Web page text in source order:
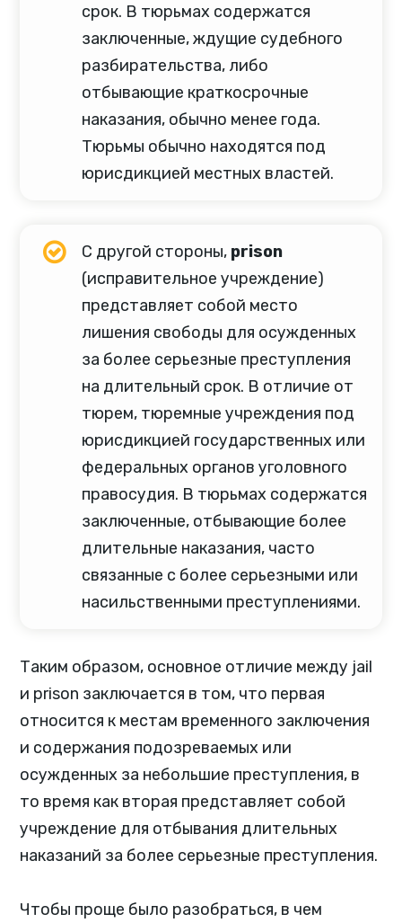
срок. В тюрьмах содержатся
заключенные, ждущие судебного
разбирательства, либо
отбывающие краткосрочные
наказания, обычно менее года.
Тюрьмы обычно находятся под
юрисдикцией местных властей.
С другой стороны, prison
(исправительное учреждение)
представляет собой место
лишения свободы для осужденных
за более серьезные преступления
на длительный срок. В отличие от
тюрем, тюремные учреждения под
юрисдикцией государственных или
федеральных органов уголовного
правосудия. В тюрьмах содержатся
заключенные, отбывающие более
длительные наказания, часто
связанные с более серьезными или
насильственными преступлениями.
Таким образом, основное отличие между jail
и prison заключается в том, что первая
относится к местам временного заключения
и содержания подозреваемых или
осужденных за небольшие преступления, в
то время как вторая представляет собой
учреждение для отбывания длительных
наказаний за более серьезные преступления.
Чтобы проще было разобраться, в чем